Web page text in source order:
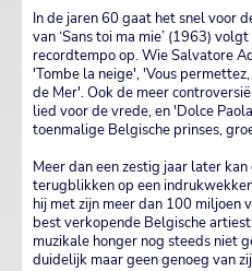
In de jaren 60 gaat het snel voor
van ‘Sans toi ma mie’ (1963)
recordtempo op. Wie Salvatore
'Tombe la neige', 'Vous
de Mer'. Ook de meer
lied voor de vrede, en 'Dolce
toenmalige Belgische prinses,
Meer dan een zestig jaar later
terugblikken op een
hij met zijn meer dan 100 miljoen
best verkopende Belgische
muzikale honger nog steeds niet
duidelijk maar geen genoeg van